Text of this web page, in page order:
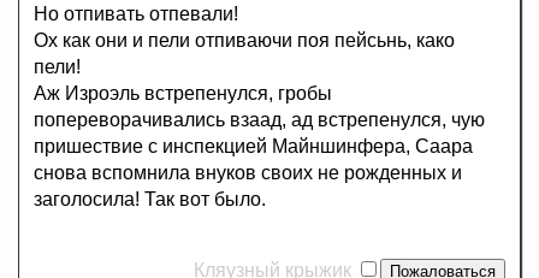
Но отпивать отпевали!
Ох как они и пели отпиваючи поя пейсьнь, како
пели!
Аж Изроэль встрепенулся, гробы
попереворачивались взаад, ад встрепенулся, чую
пришествие с инспекцией Майншинфера, Саара
снова вспомнила внуков своих не рожденных и
заголосила! Так вот было.
Кляузный крыжик